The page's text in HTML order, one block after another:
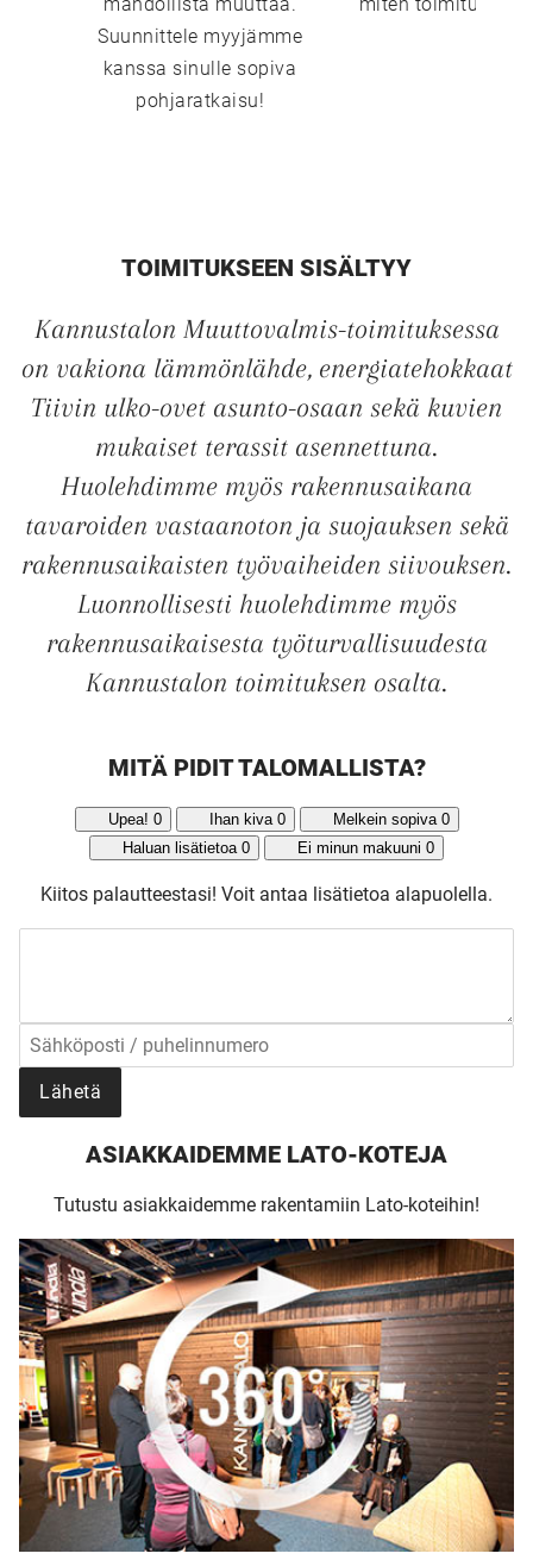
Suunnittele myyjämme
kanssa sinulle sopiva
pohjaratkaisu!
TOIMITUKSEEN SISÄLTYY
Kannustalon Muuttovalmis-toimituksessa
on vakiona lämmönlähde, energiatehokkaat
Tiivin ulko-ovet asunto-osaan sekä kuvien
mukaiset terassit asennettuna.
Huolehdimme myös rakennusaikana
tavaroiden vastaanoton ja suojauksen sekä
rakennusaikaisten työvaiheiden siivouksen.
Luonnollisesti huolehdimme myös
rakennusaikaisesta työturvallisuudesta
Kannustalon toimituksen osalta.
MITÄ PIDIT TALOMALLISTA?
Upea! 0 Ihan kiva 0 Melkein sopiva 0
Haluan lisätietoa 0 Ei minun makuuni 0
Kiitos palautteestasi! Voit antaa lisätietoa alapuolella.
Lähetä
ASIAKKAIDEMME LATO-KOTEJA
Tutustu asiakkaidemme rakentamiin Lato-koteihin!
UNELMISTA
KODIKSI-
TALOKIRJA ON
JULKAISTU
Upea yli 200-sivuinen talokirja!
Tilaa esite